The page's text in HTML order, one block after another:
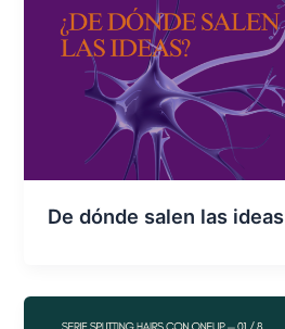
De dónde salen las ideas